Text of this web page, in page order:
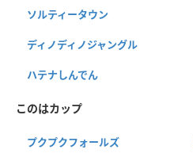
ソルティータウン
ディノディノジャングル
ハテナしんでん
このはカップ
プクプクフォールズ